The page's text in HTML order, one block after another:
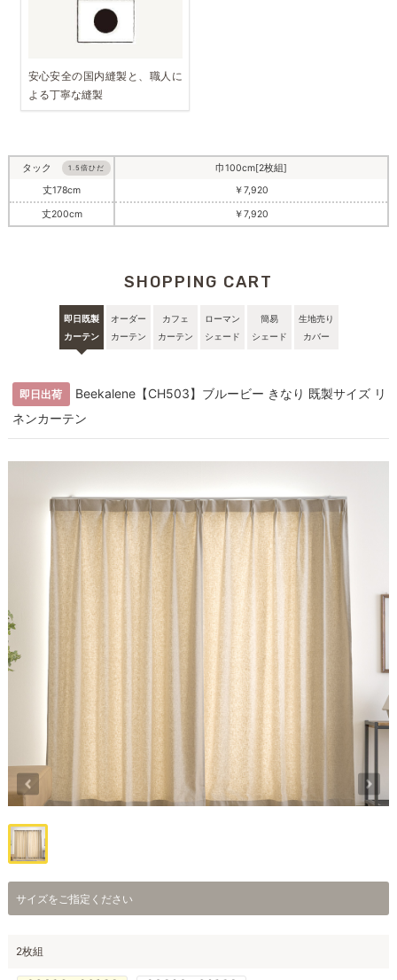
安心安全の国内縫製と、職人に
よる丁寧な縫製
タック 1.5倍ひだ
巾100cm[2枚組]
丈178cm
￥7,920
丈200cm ￥7,920
SHOPPING CART
即日既製
カーテン
オーダー
カーテン
カフェ
カーテン
ローマン
シェード
簡易
シェード
生地売り
カバー
即日出荷
Beekalene【CH503】ブルービー きなり 既製サイズ リ
ネンカーテン
サイズをご指定ください
2枚組